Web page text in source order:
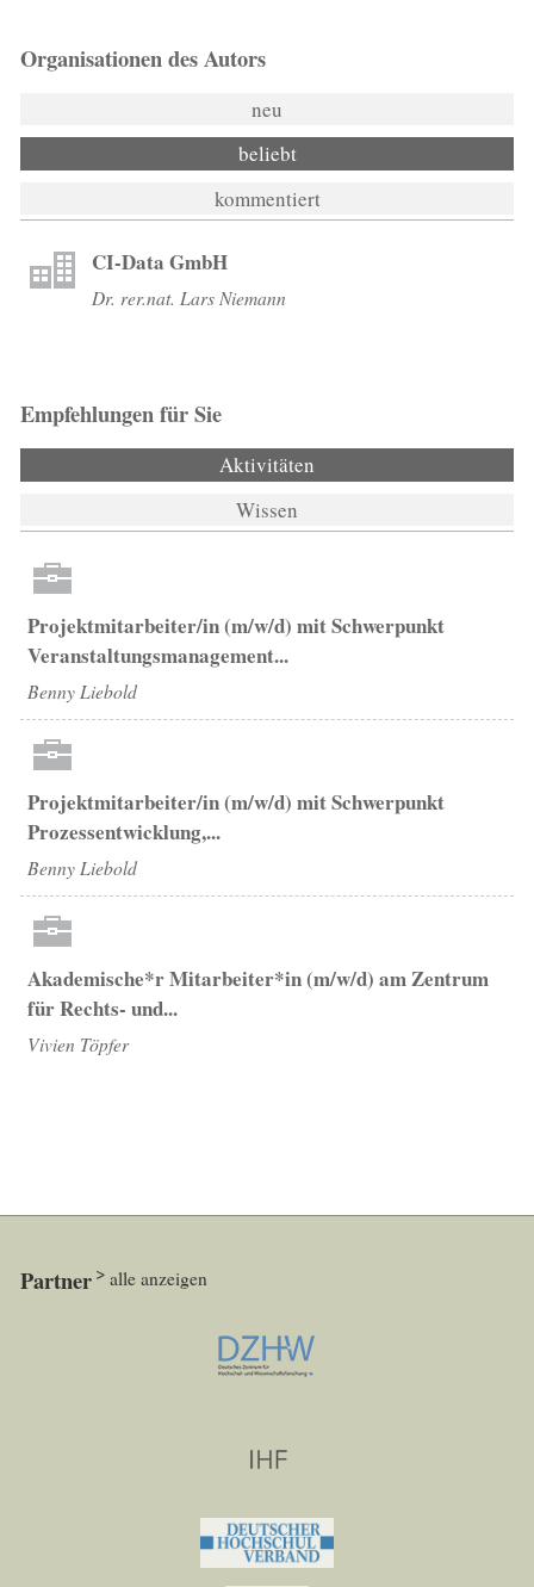
Organisationen des Autors
neu
beliebt
kommentiert
CI-Data GmbH
Dr. rer.nat. Lars Niemann
Empfehlungen für Sie
Aktivitäten
Wissen
Projektmitarbeiter/in (m/w/d) mit Schwerpunkt
Veranstaltungsmanagement...
Benny Liebold
Projektmitarbeiter/in (m/w/d) mit Schwerpunkt
Prozessentwicklung,...
Benny Liebold
Akademische*r Mitarbeiter*in (m/w/d) am Zentrum
für Rechts- und...
Vivien Töpfer
Partner alle anzeigen